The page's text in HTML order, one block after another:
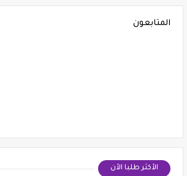
المتابعون
الأكثر طلبا الأن